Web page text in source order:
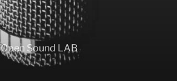
Open Sound LAB